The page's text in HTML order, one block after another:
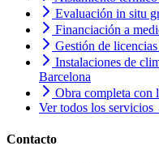
Evaluación in situ
Financiación a
Gestión de
Instalaciones de
Barcelona
Obra completa con
Ver todos los
Contacto